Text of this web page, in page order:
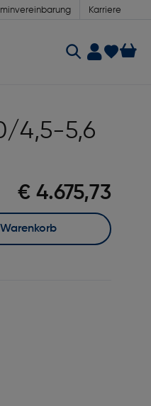
Karriere
4,5-5,6
€ 4.675,73
Warenkorb